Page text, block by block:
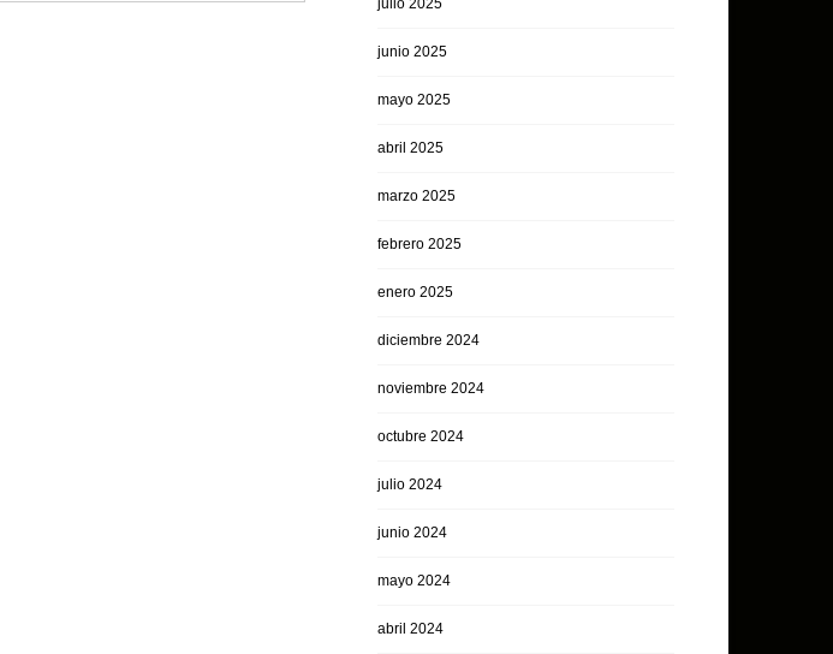
julio 2025
junio 2025
mayo 2025
abril 2025
marzo 2025
febrero 2025
enero 2025
diciembre 2024
noviembre 2024
octubre 2024
julio 2024
junio 2024
mayo 2024
abril 2024